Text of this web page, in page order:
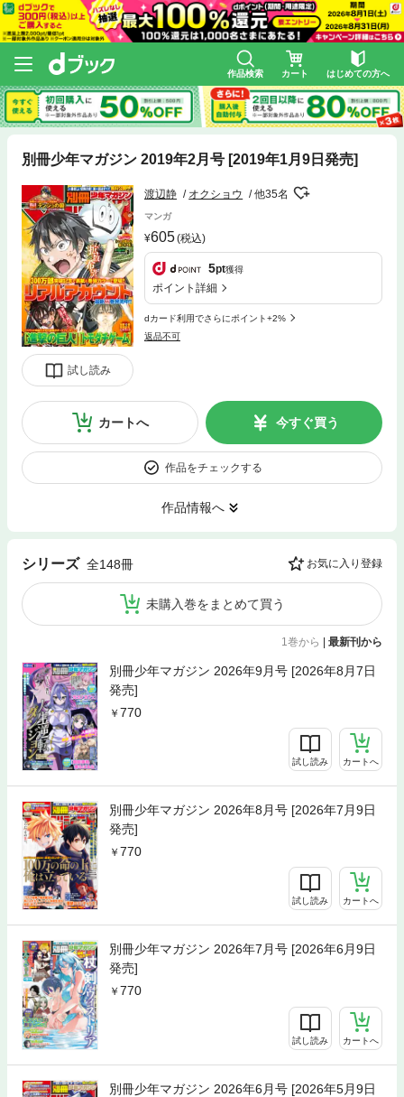
作品検索 カート はじめての方へ
別冊少年マガジン 2019年2月号 [2019年1月9日発売]
試し読み
渡辺静 オクショウ 他35名
マンガ
605(税込)
5pt獲得
ポイント詳細
dカード利用でさらにポイント+2%
返品不可
カートへ 今すぐ買う
作品をチェックする
作品情報へ
シリーズ 全148冊 お気に入り登録
未購入巻をまとめて買う
1巻から | 最新刊から
別冊少年マガジン 2026年9月号 [2026年8月7日
発売]
770
試し読み カートへ
別冊少年マガジン 2026年8月号 [2026年7月9日
発売]
770
試し読み カートへ
別冊少年マガジン 2026年7月号 [2026年6月9日
発売]
770
試し読み カートへ
別冊少年マガジン 2026年6月号 [2026年5月9日